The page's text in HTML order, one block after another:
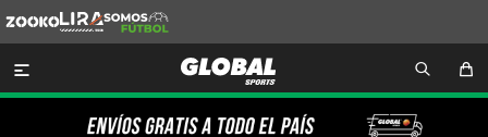
Lira
Somos
Futbol
